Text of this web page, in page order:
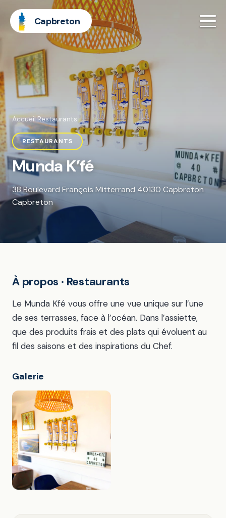
Capbreton
Accueil·Restaurants
RESTAURANTS
Munda K’fé
38 Boulevard François Mitterrand 40130 Capbreton
Capbreton
À propos · Restaurants
Le Munda Kfé vous offre une vue unique sur l’une
de ses terrasses, face à l’océan. Dans l’assiette,
que des produits frais et des plats qui évoluent au
fil des saisons et des inspirations du Chef.
Galerie